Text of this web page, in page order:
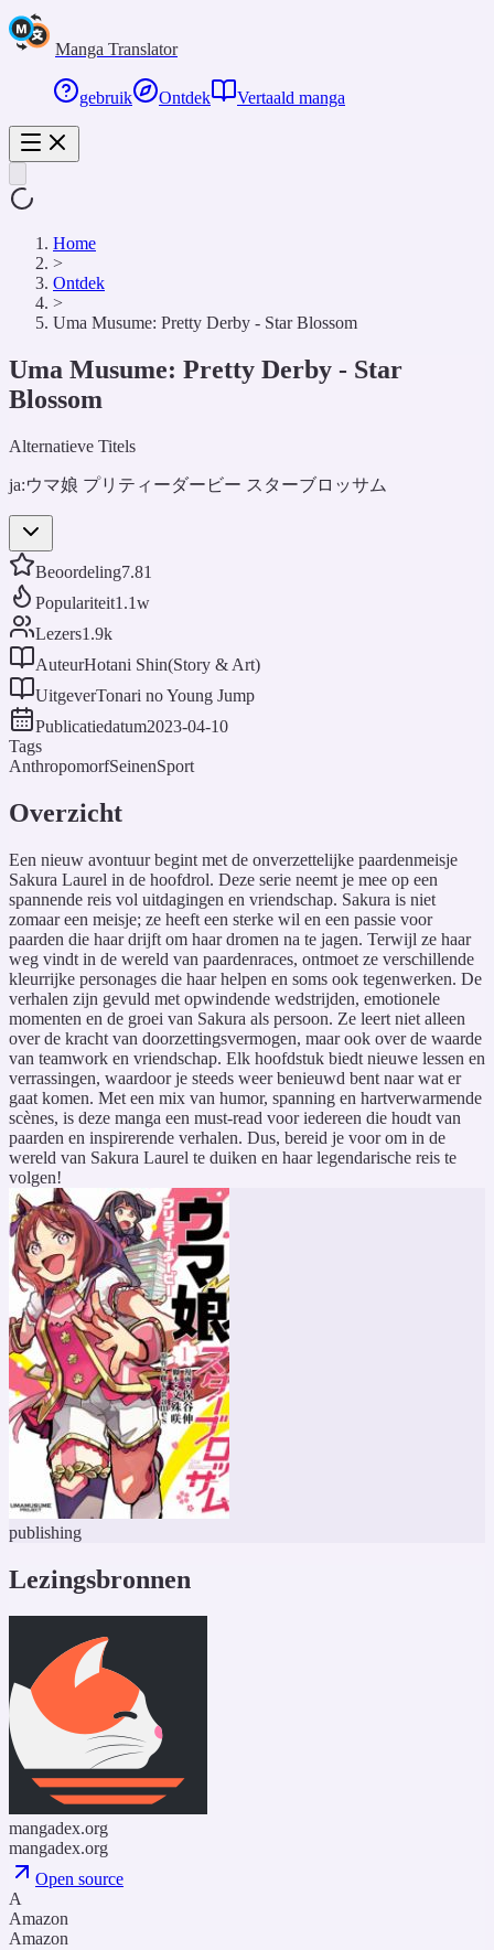
Manga Translator
gebruik Ontdek Vertaald manga
Home
>
Ontdek
>
Uma Musume: Pretty Derby - Star Blossom
Uma Musume: Pretty Derby - Star
Blossom
Alternatieve Titels
ja:ウマ娘 プリティーダービー スターブロッサム
Beoordeling7.81
Populariteit1.1w
Lezers1.9k
AuteurHotani Shin(Story & Art)
UitgeverTonari no Young Jump
Publicatiedatum2023-04-10
Tags
AnthropomorfSeinenSport
Overzicht
Een nieuw avontuur begint met de onverzettelijke paardenmeisje
Sakura Laurel in de hoofdrol. Deze serie neemt je mee op een
spannende reis vol uitdagingen en vriendschap. Sakura is niet
zomaar een meisje; ze heeft een sterke wil en een passie voor
paarden die haar drijft om haar dromen na te jagen. Terwijl ze haar
weg vindt in de wereld van paardenraces, ontmoet ze verschillende
kleurrijke personages die haar helpen en soms ook tegenwerken. De
verhalen zijn gevuld met opwindende wedstrijden, emotionele
momenten en de groei van Sakura als persoon. Ze leert niet alleen
over de kracht van doorzettingsvermogen, maar ook over de waarde
van teamwork en vriendschap. Elk hoofdstuk biedt nieuwe lessen en
verrassingen, waardoor je steeds weer benieuwd bent naar wat er
gaat komen. Met een mix van humor, spanning en hartverwarmende
scènes, is deze manga een must-read voor iedereen die houdt van
paarden en inspirerende verhalen. Dus, bereid je voor om in de
wereld van Sakura Laurel te duiken en haar legendarische reis te
volgen!
publishing
Lezingsbronnen
mangadex.org
mangadex.org
Open source
A
Amazon
Amazon